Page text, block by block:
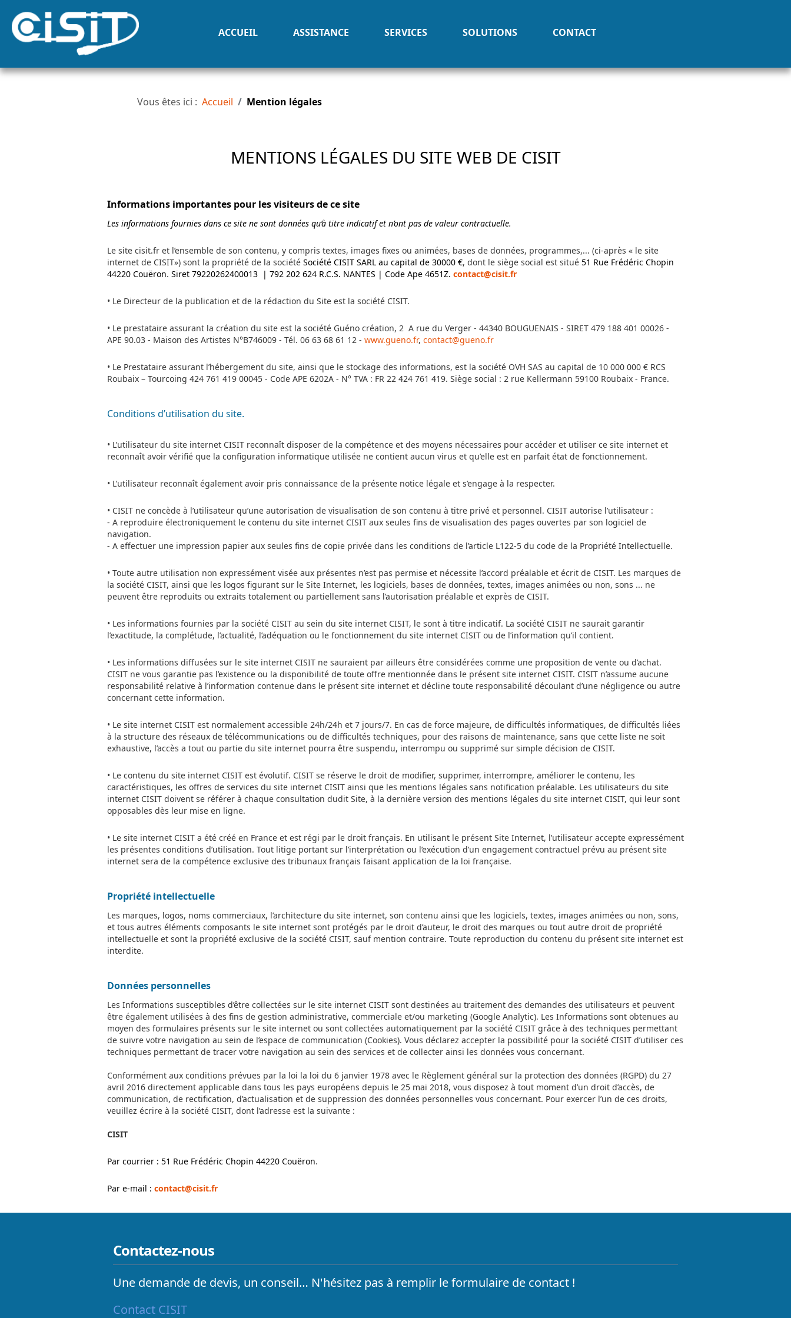
ACCUEIL ASSISTANCE SERVICES SOLUTIONS CONTACT
Vous êtes ici : Accueil Mention légales
MENTIONS LÉGALES DU SITE WEB DE CISIT
Informations importantes pour les visiteurs de ce site
Les informations fournies dans ce site ne sont données qu’à titre indicatif et n’ont pas de valeur contractuelle.
Le site cisit.fr et l’ensemble de son contenu, y compris textes, images fixes ou animées, bases de données, programmes,... (ci-après « le site
internet de CISIT») sont la propriété de la société Société CISIT SARL au capital de 30000 €, dont le siège social est situé 51 Rue Frédéric Chopin
44220 Couëron. Siret 79220262400013 | 792 202 624 R.C.S. NANTES | Code Ape 4651Z. contact@cisit.fr
• Le Directeur de la publication et de la rédaction du Site est la société CISIT.
• Le prestataire assurant la création du site est la société Guéno création, 2 A rue du Verger - 44340 BOUGUENAIS - SIRET 479 188 401 00026 -
APE 90.03 - Maison des Artistes N°B746009 - Tél. 06 63 68 61 12 - www.gueno.fr, contact@gueno.fr
• Le Prestataire assurant l’hébergement du site, ainsi que le stockage des informations, est la société OVH SAS au capital de 10 000 000 € RCS
Roubaix – Tourcoing 424 761 419 00045 - Code APE 6202A - N° TVA : FR 22 424 761 419. Siège social : 2 rue Kellermann 59100 Roubaix - France.
Conditions d’utilisation du site.
• L’utilisateur du site internet CISIT reconnaît disposer de la compétence et des moyens nécessaires pour accéder et utiliser ce site internet et
reconnaît avoir vérifié que la configuration informatique utilisée ne contient aucun virus et qu’elle est en parfait état de fonctionnement.
• L’utilisateur reconnaît également avoir pris connaissance de la présente notice légale et s’engage à la respecter.
• CISIT ne concède à l’utilisateur qu’une autorisation de visualisation de son contenu à titre privé et personnel. CISIT autorise l’utilisateur :
- A reproduire électroniquement le contenu du site internet CISIT aux seules fins de visualisation des pages ouvertes par son logiciel de
navigation.
- A effectuer une impression papier aux seules fins de copie privée dans les conditions de l’article L122-5 du code de la Propriété Intellectuelle.
• Toute autre utilisation non expressément visée aux présentes n’est pas permise et nécessite l’accord préalable et écrit de CISIT. Les marques de
la société CISIT, ainsi que les logos figurant sur le Site Internet, les logiciels, bases de données, textes, images animées ou non, sons ... ne
peuvent être reproduits ou extraits totalement ou partiellement sans l’autorisation préalable et exprès de CISIT.
• Les informations fournies par la société CISIT au sein du site internet CISIT, le sont à titre indicatif. La société CISIT ne saurait garantir
l’exactitude, la complétude, l’actualité, l’adéquation ou le fonctionnement du site internet CISIT ou de l’information qu’il contient.
• Les informations diffusées sur le site internet CISIT ne sauraient par ailleurs être considérées comme une proposition de vente ou d’achat.
CISIT ne vous garantie pas l’existence ou la disponibilité de toute offre mentionnée dans le présent site internet CISIT. CISIT n’assume aucune
responsabilité relative à l’information contenue dans le présent site internet et décline toute responsabilité découlant d’une négligence ou autre
concernant cette information.
• Le site internet CISIT est normalement accessible 24h/24h et 7 jours/7. En cas de force majeure, de difficultés informatiques, de difficultés liées
à la structure des réseaux de télécommunications ou de difficultés techniques, pour des raisons de maintenance, sans que cette liste ne soit
exhaustive, l’accès a tout ou partie du site internet pourra être suspendu, interrompu ou supprimé sur simple décision de CISIT.
• Le contenu du site internet CISIT est évolutif. CISIT se réserve le droit de modifier, supprimer, interrompre, améliorer le contenu, les
caractéristiques, les offres de services du site internet CISIT ainsi que les mentions légales sans notification préalable. Les utilisateurs du site
internet CISIT doivent se référer à chaque consultation dudit Site, à la dernière version des mentions légales du site internet CISIT, qui leur sont
opposables dès leur mise en ligne.
• Le site internet CISIT a été créé en France et est régi par le droit français. En utilisant le présent Site Internet, l’utilisateur accepte expressément
les présentes conditions d’utilisation. Tout litige portant sur l’interprétation ou l’exécution d’un engagement contractuel prévu au présent site
internet sera de la compétence exclusive des tribunaux français faisant application de la loi française.
Propriété intellectuelle
Les marques, logos, noms commerciaux, l’architecture du site internet, son contenu ainsi que les logiciels, textes, images animées ou non, sons,
et tous autres éléments composants le site internet sont protégés par le droit d’auteur, le droit des marques ou tout autre droit de propriété
intellectuelle et sont la propriété exclusive de la société CISIT, sauf mention contraire. Toute reproduction du contenu du présent site internet est
interdite.
Données personnelles
Les Informations susceptibles d’être collectées sur le site internet CISIT sont destinées au traitement des demandes des utilisateurs et peuvent
être également utilisées à des fins de gestion administrative, commerciale et/ou marketing (Google Analytic). Les Informations sont obtenues au
moyen des formulaires présents sur le site internet ou sont collectées automatiquement par la société CISIT grâce à des techniques permettant
de suivre votre navigation au sein de l’espace de communication (Cookies). Vous déclarez accepter la possibilité pour la société CISIT d’utiliser ces
techniques permettant de tracer votre navigation au sein des services et de collecter ainsi les données vous concernant.
Conformément aux conditions prévues par la loi la loi du 6 janvier 1978 avec le Règlement général sur la protection des données (RGPD) du 27
avril 2016 directement applicable dans tous les pays européens depuis le 25 mai 2018, vous disposez à tout moment d’un droit d’accès, de
communication, de rectification, d’actualisation et de suppression des données personnelles vous concernant. Pour exercer l’un de ces droits,
veuillez écrire à la société CISIT, dont l’adresse est la suivante :
CISIT
Par courrier : 51 Rue Frédéric Chopin 44220 Couëron.
Par e-mail : contact@cisit.fr
Contactez-nous
Une demande de devis, un conseil… N'hésitez pas à remplir le formulaire de contact !
Contact CISIT